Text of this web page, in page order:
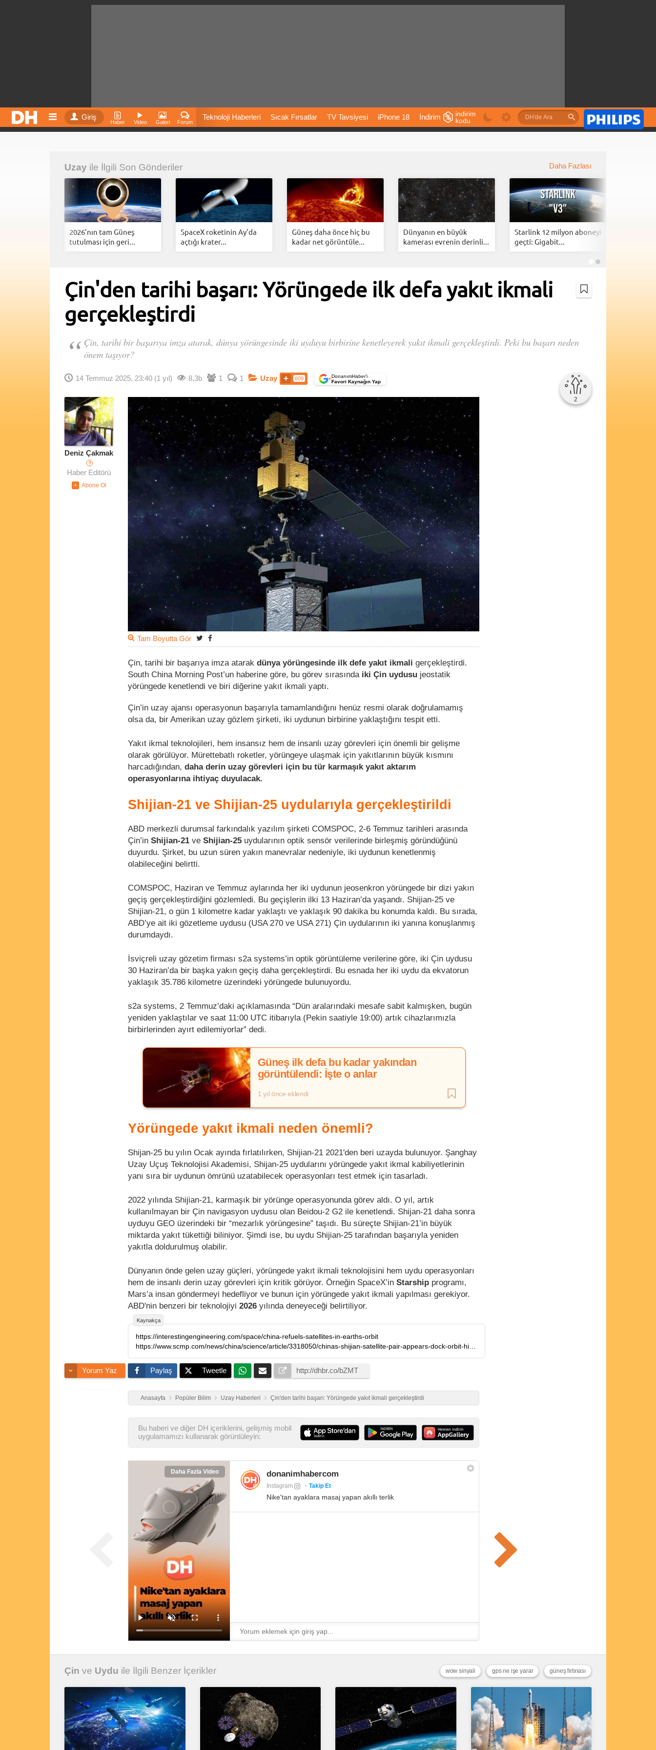
Giriş
Haber Video Galeri Forum
Teknoloji Haberleri Sıcak Fırsatlar TV Tavsiyesi iPhone 18 İndirim
İnstagram Dondurma İnstagram Çöktü Mü
indirim
kodu
Uzay ile İlgili Son Gönderiler Daha Fazlası
2026'nın tam Güneş
tutulması için geri...
SpaceX roketinin Ay'da
açtığı krater...
Güneş daha önce hiç bu
kadar net görüntüle...
Dünyanın en büyük
kamerası evrenin derinli...
Starlink 12 milyon aboneyi
geçti: Gigabit...
Çin'den tarihi başarı: Yörüngede ilk defa yakıt ikmali
gerçekleştirdi
Çin, tarihi bir başarıya imza atarak, dünya yörüngesinde iki uyduyu birbirine kenetleyerek yakıt ikmali gerçekleştirdi. Peki bu başarı neden
önem taşıyor?
14 Temmuz 2025, 23:40 (1 yıl) 8,3b 1 1 Uzay 609 +DonanımHaber’i
Favori Kaynağın Yap
2
Deniz Çakmak
?
Haber Editörü
Tam Boyutta Gör
Çin, tarihi bir başarıya imza atarak dünya yörüngesinde ilk defe yakıt ikmali gerçekleştirdi.
South China Morning Post’un haberine göre, bu görev sırasında iki Çin uydusu jeostatik
yörüngede kenetlendi ve biri diğerine yakıt ikmali yaptı.
Çin’in uzay ajansı operasyonun başarıyla tamamlandığını henüz resmi olarak doğrulamamış
olsa da, bir Amerikan uzay gözlem şirketi, iki uydunun birbirine yaklaştığını tespit etti.
Yakıt ikmal teknolojileri, hem insansız hem de insanlı uzay görevleri için önemli bir gelişme
olarak görülüyor. Mürettebatlı roketler, yörüngeye ulaşmak için yakıtlarının büyük kısmını
harcadığından, daha derin uzay görevleri için bu tür karmaşık yakıt aktarım
operasyonlarına ihtiyaç duyulacak.
Shijian-21 ve Shijian-25 uydularıyla gerçekleştirildi
ABD merkezli durumsal farkındalık yazılım şirketi COMSPOC, 2-6 Temmuz tarihleri arasında
Çin’in Shijian-21 ve Shijian-25 uydularının optik sensör verilerinde birleşmiş göründüğünü
duyurdu. Şirket, bu uzun süren yakın manevralar nedeniyle, iki uydunun kenetlenmiş
olabileceğini belirtti.
COMSPOC, Haziran ve Temmuz aylarında her iki uydunun jeosenkron yörüngede bir dizi yakın
geçiş gerçekleştirdiğini gözlemledi. Bu geçişlerin ilki 13 Haziran’da yaşandı. Shijian-25 ve
Shijian-21, o gün 1 kilometre kadar yaklaştı ve yaklaşık 90 dakika bu konumda kaldı. Bu sırada,
ABD’ye ait iki gözetleme uydusu (USA 270 ve USA 271) Çin uydularının iki yanına konuşlanmış
durumdaydı.
İsviçreli uzay gözetim firması s2a systems’in optik görüntüleme verilerine göre, iki Çin uydusu
30 Haziran’da bir başka yakın geçiş daha gerçekleştirdi. Bu esnada her iki uydu da ekvatorun
yaklaşık 35.786 kilometre üzerindeki yörüngede bulunuyordu.
s2a systems, 2 Temmuz’daki açıklamasında “Dün aralarındaki mesafe sabit kalmışken, bugün
yeniden yaklaştılar ve saat 11:00 UTC itibarıyla (Pekin saatiyle 19:00) artık cihazlarımızla
birbirlerinden ayırt edilemiyorlar” dedi.
Güneş ilk defa bu kadar yakından
görüntülendi: İşte o anlar
1 yıl önce eklendi
Yörüngede yakıt ikmali neden önemli?
Shijan-25 bu yılın Ocak ayında fırlatılırken, Shijian-21 2021'den beri uzayda bulunuyor. Şanghay
Uzay Uçuş Teknolojisi Akademisi, Shijan-25 uydularını yörüngede yakıt ikmal kabiliyetlerinin
yanı sıra bir uydunun ömrünü uzatabilecek operasyonları test etmek için tasarladı.
2022 yılında Shijian-21, karmaşık bir yörünge operasyonunda görev aldı. O yıl, artık
kullanılmayan bir Çin navigasyon uydusu olan Beidou-2 G2 ile kenetlendi. Shijan-21 daha sonra
uyduyu GEO üzerindeki bir “mezarlık yörüngesine” taşıdı. Bu süreçte Shijian-21’in büyük
miktarda yakıt tükettiği biliniyor. Şimdi ise, bu uydu Shijian-25 tarafından başarıyla yeniden
yakıtla doldurulmuş olabilir.
Dünyanın önde gelen uzay güçleri, yörüngede yakıt ikmali teknolojisini hem uydu operasyonları
hem de insanlı derin uzay görevleri için kritik görüyor. Örneğin SpaceX’in Starship programı,
Mars’a insan göndermeyi hedefliyor ve bunun için yörüngede yakıt ikmali yapılması gerekiyor.
ABD'nin benzeri bir teknolojiyi 2026 yılında deneyeceği belirtiliyor.
Kaynakça
https://interestingengineering.com/space/china-refuels-satellites-in-earths-orbit
Yorum Yaz Paylaş Tweetle
Anasayfa Popüler Bilim Uzay Haberleri Çin'den tarihi başarı: Yörüngede yakıt ikmali gerçekleştirdi
Bu haberi ve diğer DH içeriklerini, gelişmiş mobil
uygulamamızı kullanarak görüntüleyin:
Daha Fazla Video donanimhabercom
Instagram Takip Et
Nike'tan ayaklara masaj yapan akıllı terlik
Çin ve Uydu ile İlgili Benzer İçerikler güneş fırtınası
gps ne işe yarar
wow sinyali